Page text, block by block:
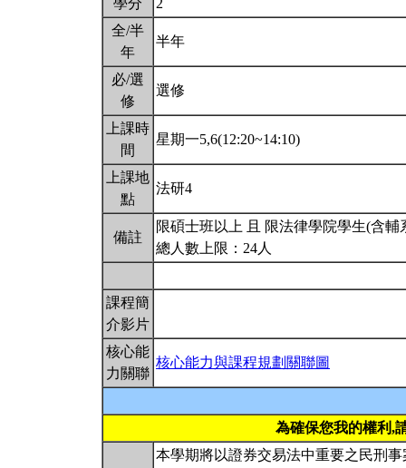
學分
2
全/半
年
半年
必/選
修
選修
上課時
間
星期一5,6(12:20~14:10)
上課地
點
法研4
備註
限碩士班以上 且 限法律學院學生(含輔
總人數上限：24人
課程簡
介影片
核心能
力關聯
核心能力與課程規劃關聯圖
為確保您我的權利,
本學期將以證券交易法中重要之民刑